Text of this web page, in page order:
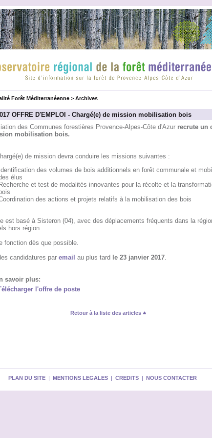
Forêt Méditerranéenne> Archives
OFFRE D'EMPLOI - Chargé(e) de mission mobilisation bois
des Communes forestières Provence-Alpes-Côte d'Azur recrute un
mobilisation bois.
de mission devra conduire les missions suivantes :
Identification des volumes de bois additionnels en forêt communale et
élus
Recherche et test de modalités innovantes pour la récolte et la
bois
des actions et projets relatifs à la mobilisation des bois
est basé à Sisteron (04), avec des déplacements fréquents dans la
hors région.
fonction dès que possible.
candidatures par email au plus tard le 23 janvier 2017.
savoir plus:
l'offre de poste
Retour à la liste des articles
PLAN DU SITE | MENTIONS LEGALES | CREDITS | NOUS CONTACTER